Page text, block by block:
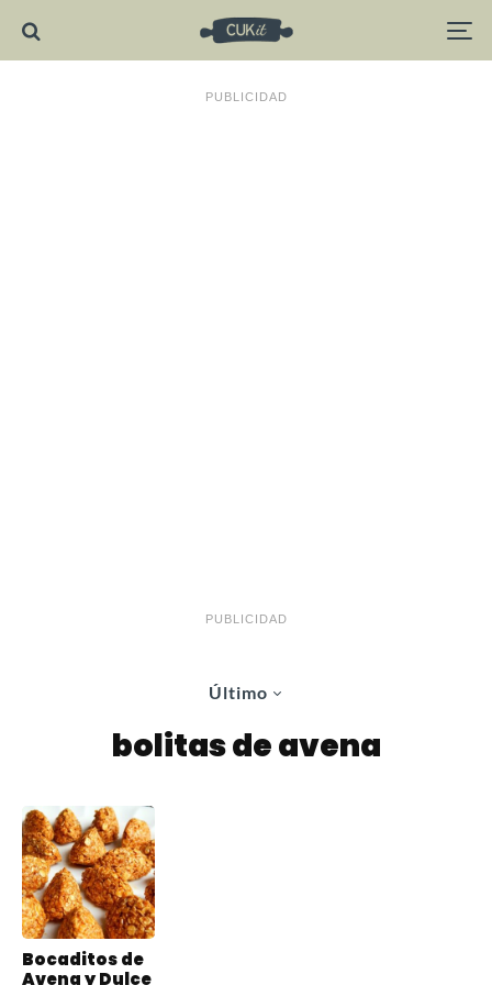
PUBLICIDAD
PUBLICIDAD
Último
bolitas de avena
Bocaditos de
Avena y Dulce